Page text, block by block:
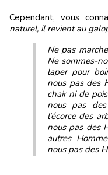
Cependant, vous
naturel, il revient au
Ne pas
Ne sommes-
laper pour
nous pas des
chair ni de
nous pas
l'écorce des
nous pas des
autres
nous pas des